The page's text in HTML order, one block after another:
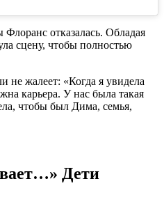
отказалась. Обладая
сцену, чтобы полностью
не жалеет: «Когда я увидела
карьера. У нас была такая
чтобы был Дима, семья,
Дети